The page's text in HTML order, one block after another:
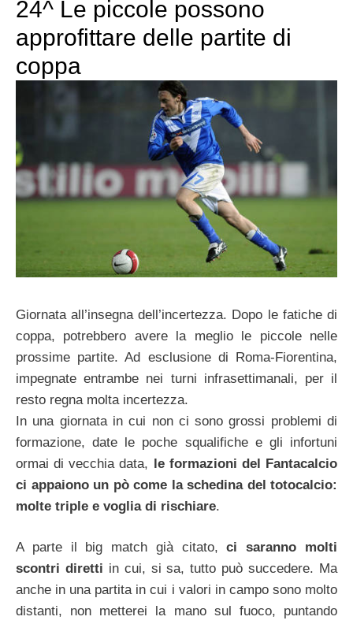
24^ Le piccole possono
approfittare delle partite di
coppa
Giornata all’insegna dell’incertezza. Dopo le fatiche di
coppa, potrebbero avere la meglio le piccole nelle
prossime partite. Ad esclusione di Roma-Fiorentina,
impegnate entrambe nei turni infrasettimanali, per il
resto regna molta incertezza.
In una giornata in cui non ci sono grossi problemi di
formazione, date le poche squalifiche e gli infortuni
ormai di vecchia data, le formazioni del Fantacalcio
ci appaiono un pò come la schedina del totocalcio:
molte triple e voglia di rischiare.
A parte il big match già citato,ci saranno molti
scontri diretti in cui, si sa, tutto può succedere. Ma
anche in una partita in cui i valori in campo sono molto
distanti, non metterei la mano sul fuoco, puntando